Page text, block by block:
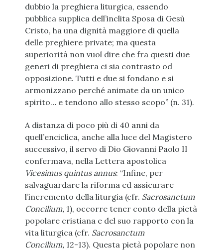
dubbio la preghiera liturgica, essendo
pubblica supplica dell’inclita Sposa di Gesù
Cristo, ha una dignità maggiore di quella
delle preghiere private; ma questa
superiorità non vuol dire che fra questi due
generi di preghiera ci sia contrasto od
opposizione. Tutti e due si fondano e si
armonizzano perché animate da un unico
spirito… e tendono allo stesso scopo” (n. 31).
A distanza di poco più di 40 anni da
quell’enciclica, anche alla luce del Magistero
successivo, il servo di Dio Giovanni Paolo II
confermava, nella Lettera apostolica
Vicesimus quintus annus: “Infine, per
salvaguardare la riforma ed assicurare
l’incremento della liturgia (cfr. Sacrosanctum
Concilium,1), occorre tener conto della pietà
popolare cristiana e del suo rapporto con la
vita liturgica (cfr. Sacrosanctum
Concilium,12-13). Questa pietà popolare non